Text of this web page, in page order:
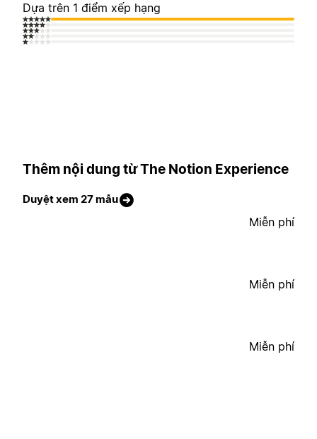
Dựa trên 1 điểm xếp hạng
Thêm nội dung từ The Notion Experience
Duyệt xem 27 mẫu
Miễn phí
Miễn phí
Miễn phí